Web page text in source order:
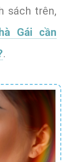
sách trên,
Gái cần
.